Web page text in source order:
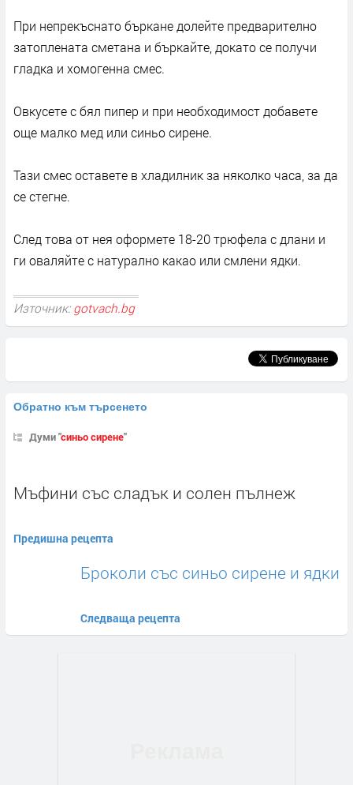
При непрекъснато бъркане долейте предварително
затоплената сметана и бъркайте, докато се получи
гладка и хомогенна смес.
Овкусете с бял пипер и при необходимост добавете
още малко мед или синьо сирене.
Тази смес оставете в хладилник за няколко часа, за да
се стегне.
След това от нея оформете 18-20 трюфела с длани и
ги оваляйте с натурално какао или смлени ядки.
Източник: gotvach.bg
Обратно към търсенето
Думи "синьо сирене"
Мъфини със сладък и солен пълнеж
Предишна рецепта
Броколи със синьо сирене и ядки
Следваща рецепта